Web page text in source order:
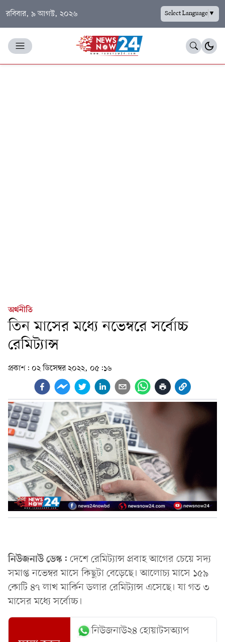
রবিবার, ৯ আগস্ট, ২০২৬ Select Language▼
অর্থনীতি
তিন মাসের মধ্যে নভেম্বরে সর্বোচ্চ
রেমিট্যান্স
প্রকাশ: ০২ ডিসেম্বর ২০২২, ০৫:১৬
নিউজনাউ ডেস্ক: দেশে রেমিট্যান্স প্রবাহ আগের চেয়ে সদ্য
সমাপ্ত নভেম্বর মাসে কিছুটা বেড়েছে। আলোচ্য মাসে ১৫৯
কোটি ৪৭ লাখ মার্কিন ডলার রেমিট্যান্স এসেছে। যা গত ৩
মাসের মধ্যে সর্বোচ্চ।
নিউজনাউ২৪ হোয়াটসঅ্যাপ